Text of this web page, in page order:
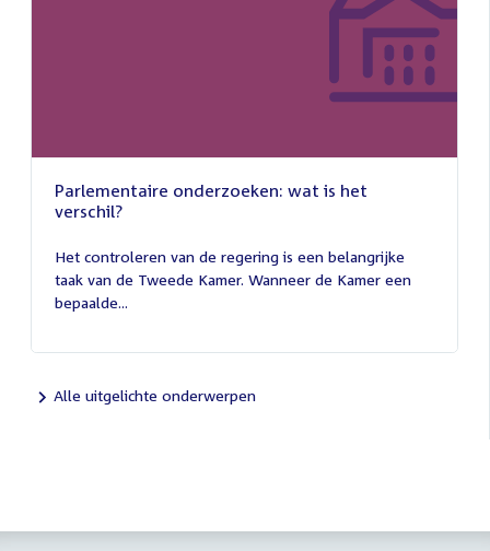
Parlementaire onderzoeken: wat is het
verschil?
juli
2026
Het controleren van de regering is een belangrijke
taak van de Tweede Kamer. Wanneer de Kamer een
bepaalde...
Alle uitgelichte onderwerpen